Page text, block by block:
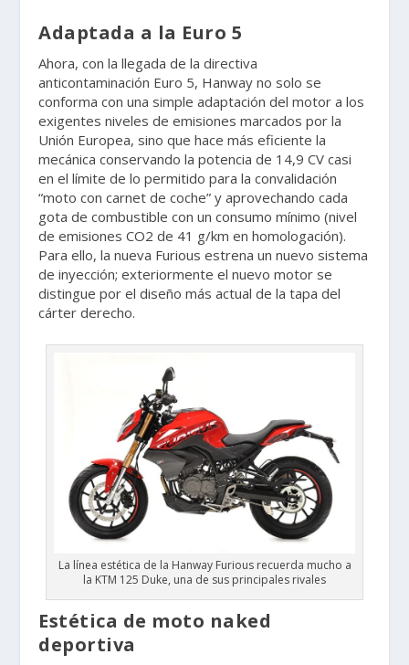
Adaptada a la Euro 5
Ahora, con la llegada de la directiva
anticontaminación Euro 5, Hanway no solo se
conforma con una simple adaptación del motor a los
exigentes niveles de emisiones marcados por la
Unión Europea, sino que hace más eficiente la
mecánica conservando la potencia de 14,9 CV casi
en el límite de lo permitido para la convalidación
“moto con carnet de coche” y aprovechando cada
gota de combustible con un consumo mínimo (nivel
de emisiones CO2 de 41 g/km en homologación).
Para ello, la nueva Furious estrena un nuevo sistema
de inyección; exteriormente el nuevo motor se
distingue por el diseño más actual de la tapa del
cárter derecho.
La línea estética de la Hanway Furious recuerda mucho a
la KTM 125 Duke, una de sus principales rivales
Estética de moto naked
deportiva